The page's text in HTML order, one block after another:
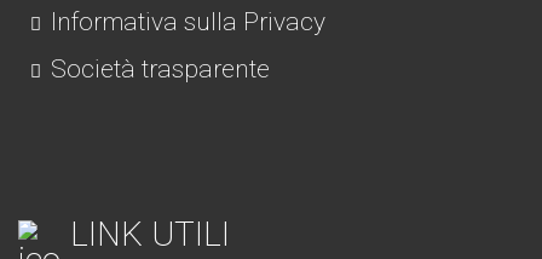
Informativa sulla Privacy
Società trasparente
LINK UTILI